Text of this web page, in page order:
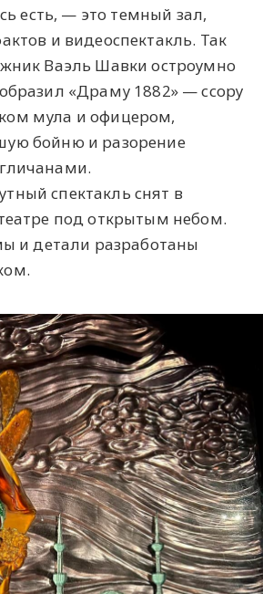
есть, — это темный зал,
и видеоспектакль. Так
Ваэль Шавки остроумно
«Драму 1882» — ссору
мула и офицером,
бойню и разорение
спектакль снят в
под открытым небом.
и детали разработаны